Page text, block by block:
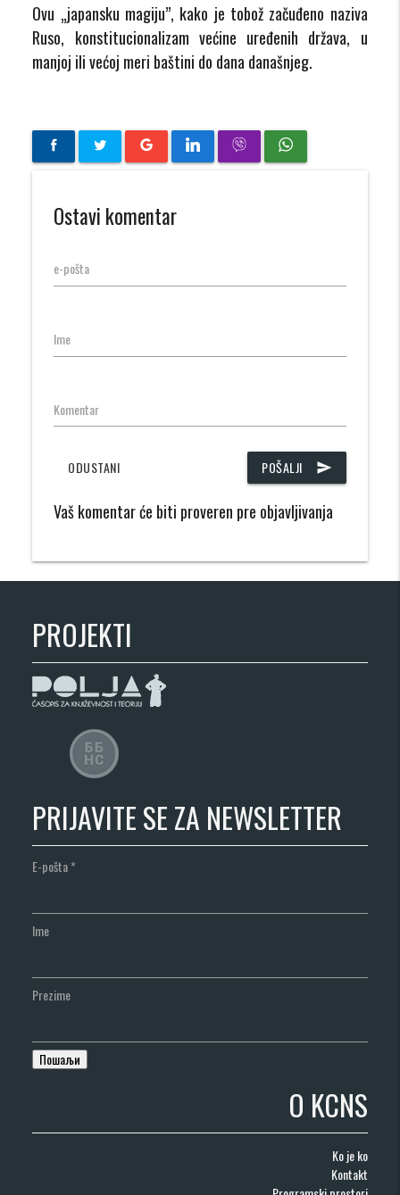
Ovu „japansku magiju”, kako je tobož začuđeno naziva
Ruso, konstitucionalizam većine uređenih država, u
manjoj ili većoj meri baštini do dana današnjeg.
Ostavi komentar
e-pošta
Ime
Komentar
POŠALJI send
ODUSTANI
Vaš komentar će biti proveren pre objavljivanja
PROJEKTI
PRIJAVITE SE ZA NEWSLETTER
E-pošta*
Ime
Prezime
O KCNS
Ko je ko
Kontakt